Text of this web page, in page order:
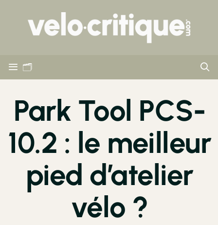
🗂
Park Tool PCS-
10.2 : le meilleur
pied d’atelier
vélo ?